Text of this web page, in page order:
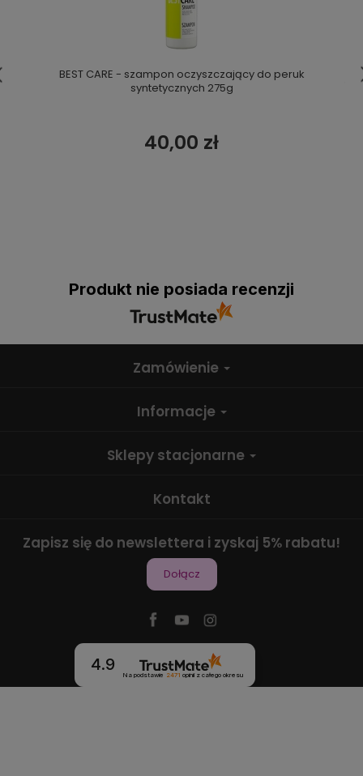
BEST CARE - szampon oczyszczający do peruk
syntetycznych 275g
40,00 zł
Produkt nie posiada recenzji
Zamówienie
Informacje
Sklepy stacjonarne
Kontakt
Zapisz się do newslettera i zyskaj 5% rabatu!
Dołącz
4.9
Na podstawie 2471 opinii z całego okresu